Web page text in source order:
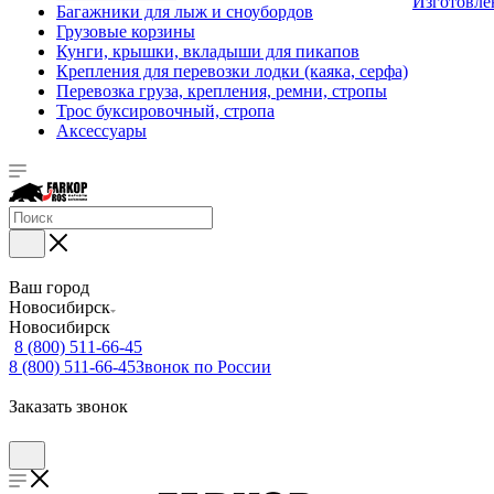
Багажники для лыж и сноубордов
Грузовые корзины
Кунги, крышки, вкладыши для пикапов
Крепления для перевозки лодки (каяка, серфа)
Перевозка груза, крепления, ремни, стропы
Трос буксировочный, стропа
Аксессуары
Ваш город
Новосибирск
Новосибирск
8 (800) 511-66-45
8 (800) 511-66-45Звонок по России
Заказать звонок